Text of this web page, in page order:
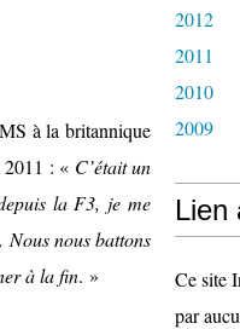
à la britannique
2011 : « C’était un
la F3, je me
Nous nous battons
à la fin. »
2012
2011
2010
2009
Lien
Ce site
par